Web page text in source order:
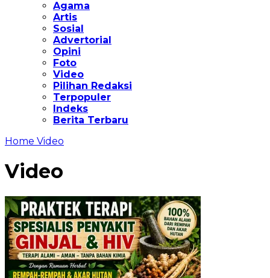
Agama
Artis
Sosial
Advertorial
Opini
Foto
Video
Pilihan Redaksi
Terpopuler
Indeks
Berita Terbaru
Home Video
Video